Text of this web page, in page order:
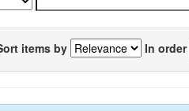
items by In order